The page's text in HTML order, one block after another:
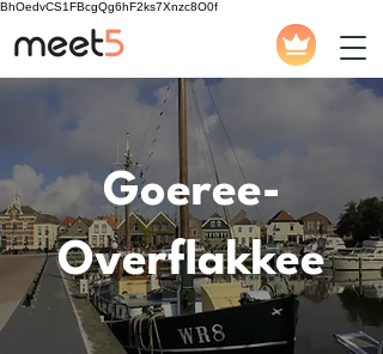
BhOedvCS1FBcgQg6hF2ks7Xnzc8O0f
Goeree-
Overflakkee